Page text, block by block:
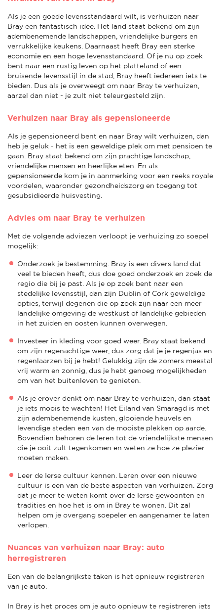
Als je een goede levensstandaard wilt, is verhuizen naar
Bray een fantastisch idee. Het land staat bekend om zijn
adembenemende landschappen, vriendelijke burgers en
verrukkelijke keukens. Daarnaast heeft Bray een sterke
economie en een hoge levensstandaard. Of je nu op zoek
bent naar een rustig leven op het platteland of een
bruisende levensstijl in de stad, Bray heeft iedereen iets te
bieden. Dus als je overweegt om naar Bray te verhuizen,
aarzel dan niet - je zult niet teleurgesteld zijn.
Verhuizen naar Bray als gepensioneerde
Als je gepensioneerd bent en naar Bray wilt verhuizen, dan
heb je geluk - het is een geweldige plek om met pensioen te
gaan. Bray staat bekend om zijn prachtige landschap,
vriendelijke mensen en heerlijke eten. En als
gepensioneerde kom je in aanmerking voor een reeks royale
voordelen, waaronder gezondheidszorg en toegang tot
gesubsidieerde huisvesting.
Advies om naar Bray te verhuizen
Met de volgende adviezen verloopt je verhuizing zo soepel
mogelijk:
Onderzoek je bestemming. Bray is een divers land dat
veel te bieden heeft, dus doe goed onderzoek en zoek de
regio die bij je past. Als je op zoek bent naar een
stedelijke levensstijl, dan zijn Dublin of Cork geweldige
opties, terwijl degenen die op zoek zijn naar een meer
landelijke omgeving de westkust of landelijke gebieden
in het zuiden en oosten kunnen overwegen.
Investeer in kleding voor goed weer. Bray staat bekend
om zijn regenachtige weer, dus zorg dat je je regenjas en
regenlaarzen bij je hebt! Gelukkig zijn de zomers meestal
vrij warm en zonnig, dus je hebt genoeg mogelijkheden
om van het buitenleven te genieten.
Als je erover denkt om naar Bray te verhuizen, dan staat
je iets moois te wachten! Het Eiland van Smaragd is met
zijn adembenemende kusten, glooiende heuvels en
levendige steden een van de mooiste plekken op aarde.
Bovendien behoren de Ieren tot de vriendelijkste mensen
die je ooit zult tegenkomen en weten ze hoe ze plezier
moeten maken.
Leer de Ierse cultuur kennen. Leren over een nieuwe
cultuur is een van de beste aspecten van verhuizen. Zorg
dat je meer te weten komt over de Ierse gewoonten en
tradities en hoe het is om in Bray te wonen. Dit zal
helpen om je overgang soepeler en aangenamer te laten
verlopen.
Nuances van verhuizen naar Bray: auto
herregistreren
Een van de belangrijkste taken is het opnieuw registreren
van je auto.
In Bray is het proces om je auto opnieuw te registreren iets